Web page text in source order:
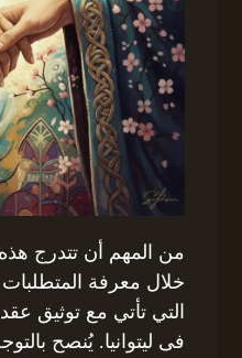
من المهم أن تتدرج
خلال معرفة المتطلبات
التي تأتي مع توثيق
فى ليتوانيا. يُنصح